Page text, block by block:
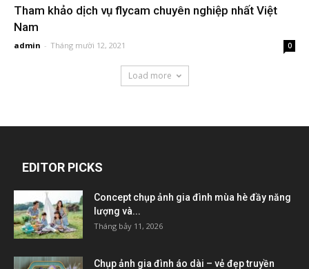
Tham khảo dịch vụ flycam chuyên nghiệp nhất Việt
Nam
admin - Tháng mười 12, 2021 0
Load more
EDITOR PICKS
Concept chụp ảnh gia đình mùa hè đầy năng
lượng và...
Tháng bảy 11, 2026
Chụp ảnh gia đình áo dài – vẻ đẹp truyền